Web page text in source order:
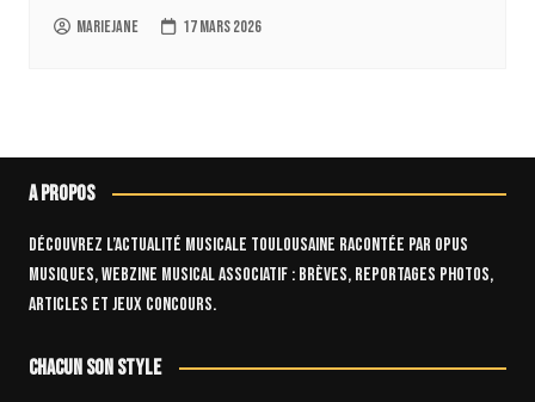
Mariejane 17 mars 2026
A propos
Découvrez l’actualité musicale toulousaine racontée par OPUS
Musiques, webzine musical associatif : brèves, reportages photos,
articles et jeux concours.
Chacun son style